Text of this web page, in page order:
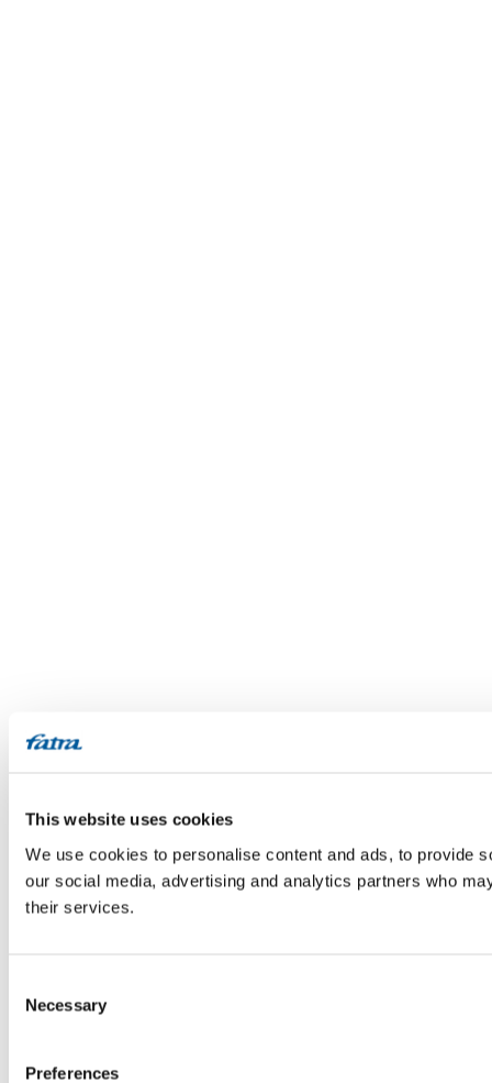
This website uses cookies
We use cookies to personalise content and ads, to provide
our social media, advertising and analytics partners who
their services.
Selection
Necessary
Preferences